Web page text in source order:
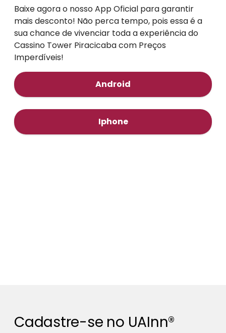
Baixe agora o nosso App Oficial para garantir
mais desconto! Não perca tempo, pois essa é a
sua chance de vivenciar toda a experiência do
Cassino Tower Piracicaba com Preços
Imperdíveis!
Android
Iphone
Cadastre-se no UAInn®